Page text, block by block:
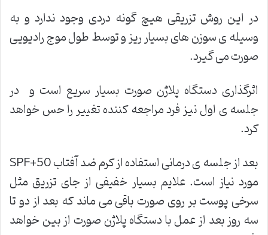
در این روش تزریقی هیچ گونه دردی وجود ندارد و به
وسیله ی سوزن های بسیار ریز و توسط طول موج رادیویی
صورت می گیرد.
اثرگذاری دستگاه پلاژن صورت بسیار سریع است و در
جلسه ی اول نیز فرد مراجعه کننده تغییر را حس خواهد
کرد.
بعد از جلسه ی درمانی استفاده از کرم ضد آفتاب SPF+50
مورد نیاز است. علایم بسیار خفیفی از جای تزریق مثل
سرخی پوست بر روی صورت باقی می ماند که بعد از دو تا
سه روز بعد از عمل با دستگاه پلاژن صورت از بین خواهد